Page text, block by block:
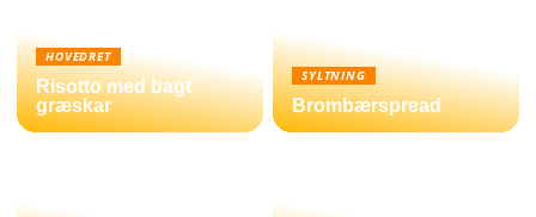
HOVEDRET
Risotto med bagt
græskar
SYLTNING
Brombærspread